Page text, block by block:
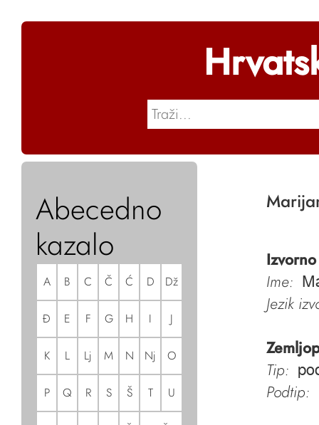
Abecedno
kazalo
A B C Č Ć D Dž
Đ E F G H I J
K L Lj M N Nj O
P Q R S Š T U
Ime:
Jezik
Tip:
Podtip: